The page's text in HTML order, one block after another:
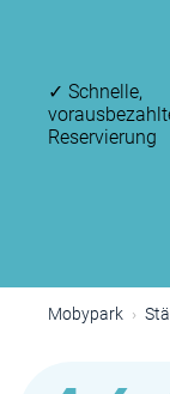
✓ Schnelle,
Reservierung
Mobypark